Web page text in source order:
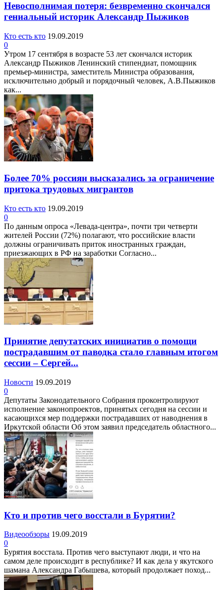
Невосполнимая потеря: безвременно скончался
гениальный историк Александр Пыжиков
Кто есть кто 19.09.2019
0
Утром 17 сентября в возрасте 53 лет скончался историк
Александр Пыжиков Ленинский стипендиат, помощник
премьер-министра, заместитель Министра образования,
исключительно добрый и порядочный человек, А.В.Пыжиков
как...
Более 70% россиян высказались за ограничение
притока трудовых мигрантов
Кто есть кто 19.09.2019
0
По данным опроса «Левада-центра», почти три четверти
жителей России (72%) полагают, что российские власти
должны ограничивать приток иностранных граждан,
приезжающих в РФ на заработки Согласно...
Принятие депутатских инициатив о помощи
пострадавшим от паводка стало главным итогом
сессии – Сергей...
Новости 19.09.2019
0
Депутаты Законодательного Собрания проконтролируют
исполнение законопроектов, принятых сегодня на сессии и
касающихся мер поддержки пострадавших от наводнения в
Иркутской области Об этом заявил председатель областного...
Кто и против чего восстали в Бурятии?
Видеообзоры 19.09.2019
0
Бурятия восстала. Против чего выступают люди, и что на
самом деле происходит в республике? И как дела у якутского
шамана Александра Габышева, который продолжает поход...